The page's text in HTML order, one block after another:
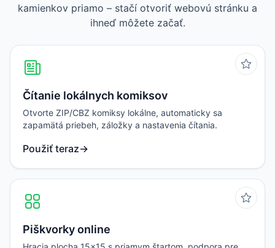
kamienkov priamo – stačí otvoriť webovú stránku a
ihneď môžete začať.
Čítanie lokálnych komiksov
Otvorte ZIP/CBZ komiksy lokálne, automaticky sa
zapamätá priebeh, záložky a nastavenia čítania.
Použiť teraz→
Piškvorky online